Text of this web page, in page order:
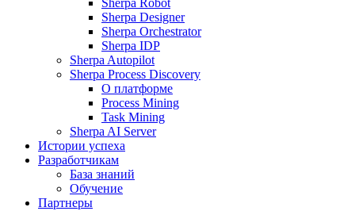
Sherpa Robot
Sherpa Designer
Sherpa Orchestrator
Sherpa IDP
Sherpa Autopilot
Sherpa Process Discovery
О платформе
Process Mining
Task Mining
Sherpa AI Server
Истории успеха
Разработчикам
База знаний
Обучение
Партнеры